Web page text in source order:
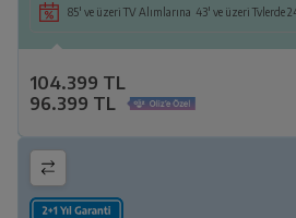
85' ve üzeri TV Alımlarına 43' ve üzeri Tvlerde
104.399 TL
96.399 TL